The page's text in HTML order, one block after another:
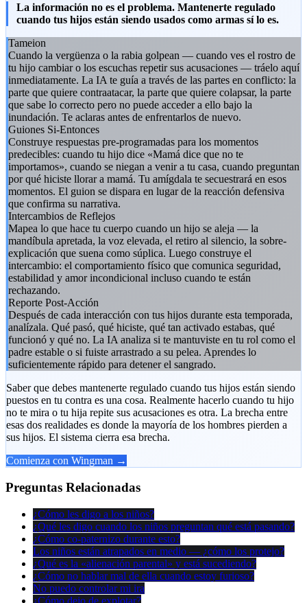
La información no es el problema. Mantenerte regulado
cuando tus hijos están siendo usados como armas sí lo es.
Tameion
Cuando la vergüenza o la rabia golpean — cuando ves el rostro de
tu hijo cambiar o los escuchas repetir sus acusaciones — tráelo aquí
inmediatamente. La IA te guía a través de las partes en conflicto: la
parte que quiere contraatacar, la parte que quiere colapsar, la parte
que sabe lo correcto pero no puede acceder a ello bajo la
inundación. Te aclaras antes de enfrentarlos de nuevo.
Guiones Si-Entonces
Construye respuestas pre-programadas para los momentos
predecibles: cuando tu hijo dice «Mamá dice que no te
importamos», cuando se niegan a venir a tu casa, cuando preguntan
por qué hiciste llorar a mamá. Tu amígdala te secuestrará en esos
momentos. El guion se dispara en lugar de la reacción defensiva
que confirma su narrativa.
Intercambios de Reflejos
Mapea lo que hace tu cuerpo cuando un hijo se aleja — la
mandíbula apretada, la voz elevada, el retiro al silencio, la sobre-
explicación que suena como súplica. Luego construye el
intercambio: el comportamiento físico que comunica seguridad,
estabilidad y amor incondicional incluso cuando te están
rechazando.
Reporte Post-Acción
Después de cada interacción con tus hijos durante esta temporada,
analízala. Qué pasó, qué hiciste, qué tan activado estabas, qué
funcionó y qué no. La IA analiza si te mantuviste en tu rol como el
padre estable o si fuiste arrastrado a su pelea. Aprendes lo
suficientemente rápido para detener el sangrado.
Saber que debes mantenerte regulado cuando tus hijos están siendo
puestos en tu contra es una cosa. Realmente hacerlo cuando tu hijo
no te mira o tu hija repite sus acusaciones es otra. La brecha entre
esas dos realidades es donde la mayoría de los hombres pierden a
sus hijos. El sistema cierra esa brecha.
Comienza con Wingman →
Preguntas Relacionadas
¿Cómo les digo a los niños?
¿Qué les digo cuando los niños preguntan qué está pasando?
¿Cómo co-paternizo durante esto?
Los niños están atrapados en medio — ¿cómo los protejo?
¿Qué es la «alienación parental» y está sucediendo?
¿Cómo no hablar mal de ella cuando estoy furioso?
No puedo controlar mi ira